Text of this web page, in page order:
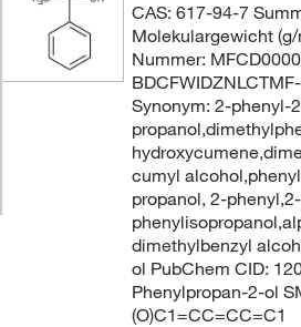
CAS: 617-94-7
Molekulargewicht
Nummer:
Synonym: 2-phenyl-
cumyl
propanol, 2-phenyl,2-
dimethylbenzyl
ol PubChem CID:
Phenylpropan-2-ol
(O)C1=CC=CC=C1